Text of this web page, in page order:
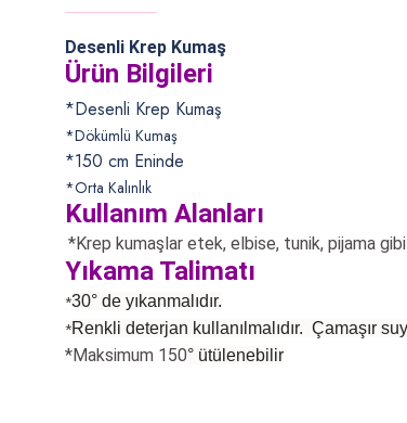
Desenli Krep Kumaş
Ürün Bilgileri
*Desenli Krep Kumaş
*Dökümlü Kumaş
*150 cm Eninde
*Orta Kalınlık
Kullanım Alanları
*Krep kumaşlar etek, elbise, tunik, pijama
Yıkama Talimatı
*30° de yıkanmalıdır.
*Renkli deterjan kullanılmalıdır. Çamaşır
*Maksimum 150° ütülenebilir